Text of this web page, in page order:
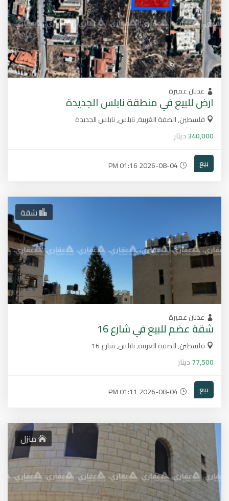
عدنان عميرة
ارض للبيع في منطقة نابلس الجديدة
فلسطين, الضفة الغربية, نابلس, نابلس الجديدة
340,000دينار
بيع
شقة
عدنان عميرة
شقة عضم للبيع في شارع 16
فلسطين, الضفة الغربية, نابلس, شارع 16
77,500دينار
بيع
منزل